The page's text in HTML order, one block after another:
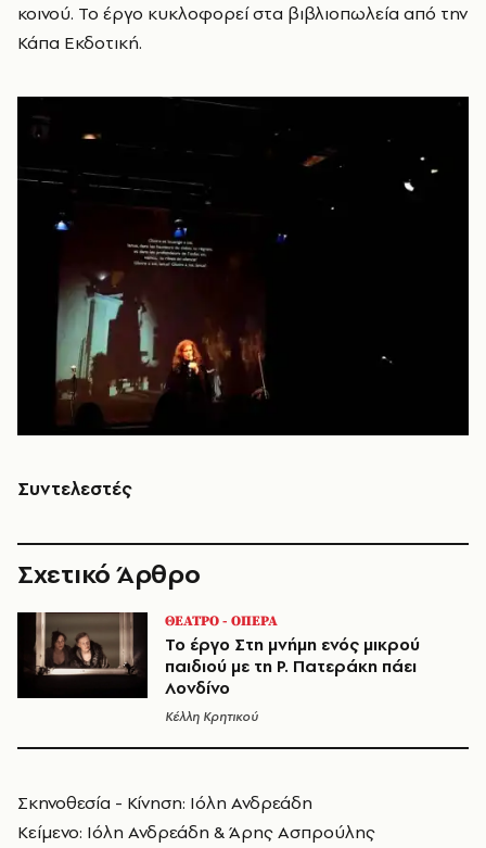
κοινού. Το έργο κυκλοφορεί στα βιβλιοπωλεία από την
Κάπα Εκδοτική.
Συντελεστές
Σχετικό Άρθρο
ΘΕΑΤΡΟ - ΟΠΕΡΑ
Το έργο Στη μνήμη ενός μικρού
παιδιού με τη Ρ. Πατεράκη πάει
Λονδίνο
Κέλλη Κρητικού
Σκηνοθεσία - Κίνηση: Ιόλη Ανδρεάδη
Κείμενο: Ιόλη Ανδρεάδη & Άρης Ασπρούλης